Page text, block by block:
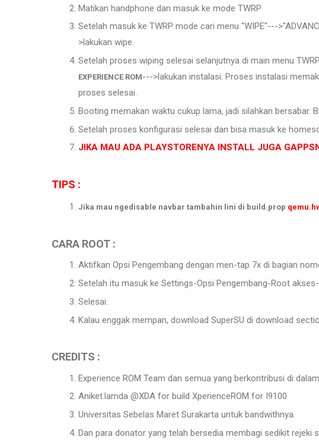
Matikan handphone dan masuk ke mode TWRP
Setelah masuk ke TWRP mode cari menu "WIPE"---
>lakukan wipe.
Setelah proses wiping selesai selanjutnya di main menu
EXPERIENCE ROM--->lakukan instalasi. Proses instalasi
proses selesai.
Booting memakan waktu cukup lama, jadi silahkan bersabar.
Setelah proses konfigurasi selesai dan bisa masuk ke
JIKA MAU ADA PLAYSTORENYA INSTALL JUGA
TIPS :
Jika mau ngedisable navbar tambahin lini di build.prop
CARA ROOT :
Aktifkan Opsi Pengembang dengan men-tap 7x di bagian
Setelah itu masuk ke Settings-Opsi Pengembang-Root
Selesai.
Kalau enggak mempan, download SuperSU di download
CREDITS :
Experience ROM Team dan semua yang berkontribusi di
Aniket.lamda @XDA for build XperienceROM for I9100
Universitas Sebelas Maret Surakarta untuk bandwithnya.
Dan para donator yang telah bersedia membagi sedikit rejeki